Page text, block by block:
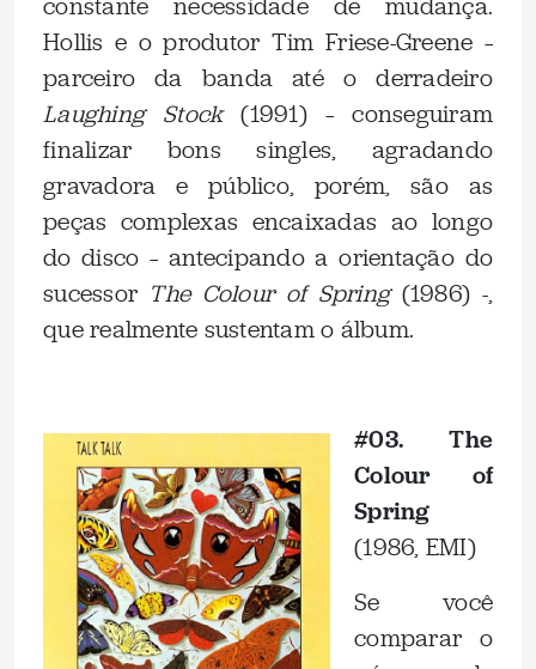
Hollis e o produtor Tim Friese-Greene –
parceiro da banda até o derradeiro
Laughing Stock(1991) – conseguiram
finalizar bons singles, agradando
gravadora e público, porém, são as
peças complexas encaixadas ao longo
do disco – antecipando a orientação do
sucessor The Colour of Spring(1986) -,
que realmente sustentam o álbum.
#03. The
Colour of
Spring
(1986, EMI)
Se você
comparar o